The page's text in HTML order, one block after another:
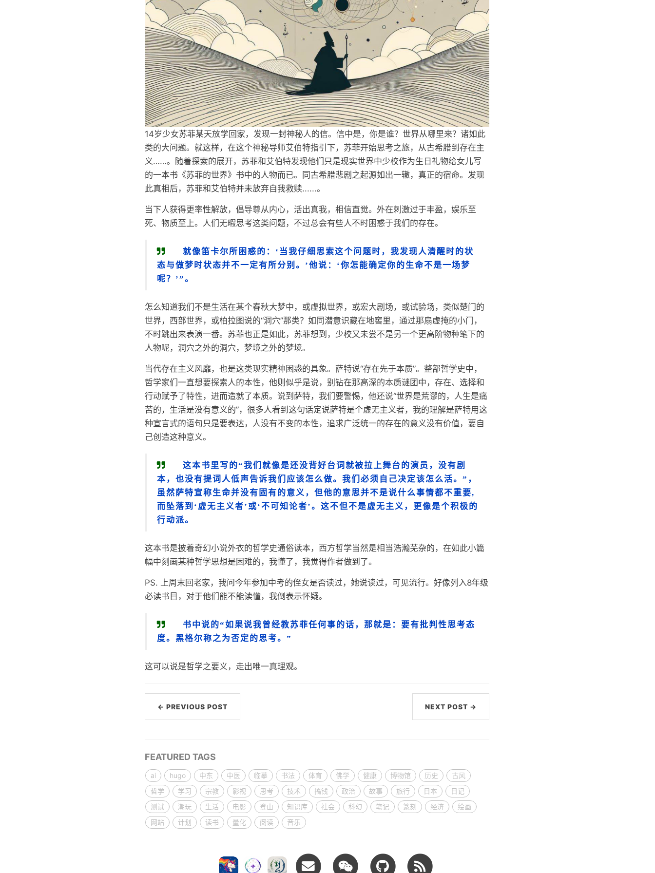
14岁少女苏菲某天放学回家，发现一封神秘人的信。信中是，你是谁？世界从哪里来？诸如此
类的大问题。就这样，在这个神秘导师艾伯特指引下，苏菲开始思考之旅，从古希腊到存在主
义……。随着探索的展开，苏菲和艾伯特发现他们只是现实世界中少校作为生日礼物给女儿写
的一本书《苏菲的世界》书中的人物而已。同古希腊悲剧之起源如出一辙，真正的宿命。发现
此真相后，苏菲和艾伯特并未放弃自我救赎......。
当下人获得更率性解放，倡导尊从内心，活出真我，相信直觉。外在刺激过于丰盈，娱乐至
死、物质至上。人们无暇思考这类问题，不过总会有些人不时困惑于我们的存在。
就像笛卡尔所困惑的：‘当我仔细思索这个问题时，我发现人清醒时的状
态与做梦时状态并不一定有所分别。’他说：‘你怎能确定你的生命不是一场梦
呢？’”。
怎么知道我们不是生活在某个春秋大梦中，或虚拟世界，或宏大剧场，或试验场，类似楚门的
世界，西部世界，或柏拉图说的“洞穴”那类？如同潜意识藏在地窖里，通过那扇虚掩的小门，
不时跳出来表演一番。苏菲也正是如此，苏菲想到，少校又未尝不是另一个更高阶物种笔下的
人物呢，洞穴之外的洞穴，梦境之外的梦境。
当代存在主义风靡，也是这类现实精神困惑的具象。萨特说“存在先于本质”。整部哲学史中，
哲学家们一直想要探索人的本性，他则似乎是说，别钻在那高深的本质谜团中，存在、选择和
行动赋予了特性，进而造就了本质。说到萨特，我们要警惕，他还说“世界是荒谬的，人生是痛
苦的，生活是没有意义的”，很多人看到这句话定说萨特是个虚无主义者，我的理解是萨特用这
种宣言式的语句只是要表达，人没有不变的本性，追求广泛统一的存在的意义没有价值，要自
己创造这种意义。
这本书里写的“我们就像是还没背好台词就被拉上舞台的演员，没有剧
本，也没有提词人低声告诉我们应该怎么做。我们必须自己决定该怎么活。”，
虽然萨特宣称生命并没有固有的意义，但他的意思并不是说什么事情都不重要,
而坠落到‘虚无主义者’或‘不可知论者’。这不但不是虚无主义，更像是个积极的
行动派。
这本书是披着奇幻小说外衣的哲学史通俗读本，西方哲学当然是相当浩瀚芜杂的，在如此小篇
幅中刻画某种哲学思想是困难的，我懂了，我觉得作者做到了。
PS. 上周末回老家，我问今年参加中考的侄女是否读过，她说读过，可见流行。好像列入8年级
必读书目，对于他们能不能读懂，我倒表示怀疑。
书中说的“如果说我曾经教苏菲任何事的话，那就是：要有批判性思考态
度。黑格尔称之为否定的思考。”
这可以说是哲学之要义，走出唯一真理观。
← PREVIOUS POST NEXT POST →
FEATURED TAGS
ai hugo 中东 中医 临摹 书法 体育 佛学 健康 博物馆 历史
古风
哲学
学习 宗教 影视 思考 技术 搞钱 政治 故事 旅行 日本
日记
测试
潮玩 生活 电影 登山 知识库 社会 科幻 笔记 篆刻 经济
绘画
网站
计划 读书 量化 阅读 音乐